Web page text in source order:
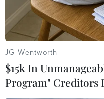
JG Wentworth
$15k In
Program" Creditors